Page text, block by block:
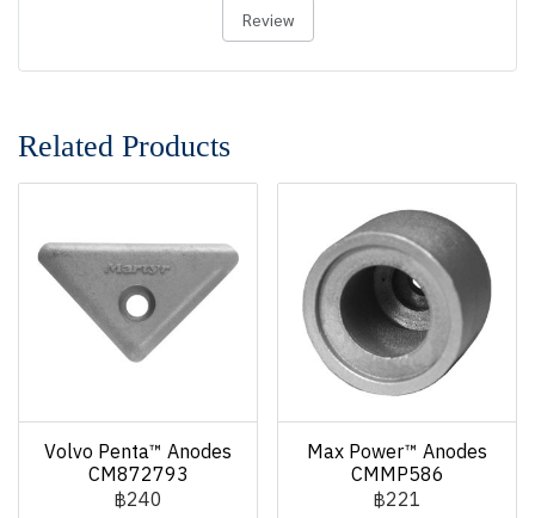
Review
Related Products
Volvo Penta™ Anodes
CM872793
฿240
Max Power™ Anodes
CMMP586
฿221